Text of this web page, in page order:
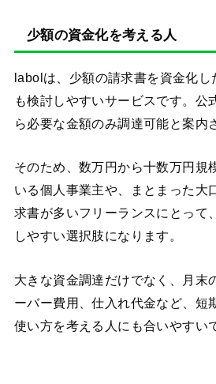
少額の資金化を考える人
labolは、少額の請求書を資金化し
も検討しやすいサービスです。公
ら必要な金額のみ調達可能と案内
そのため、数万円から十数万円規
いる個人事業主や、まとまった大
求書が多いフリーランスにとって
しやすい選択肢になります。
大きな資金調達だけでなく、月末
ーバー費用、仕入れ代金など、短
使い方を考える人にも合いやすい